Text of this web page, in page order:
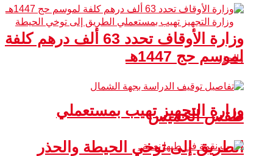
وزارة التجهيز تهيب بمستعملي
الطريق إلى توخي الحيطة والحذر
وزارة الأوقاف تحدد 63 ألف درهم كلفة
لموسم حج 1447هـ
طقس الخميس